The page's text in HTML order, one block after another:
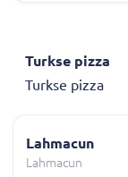
Turkse pizza
Turkse pizza
Lahmacun
Lahmacun